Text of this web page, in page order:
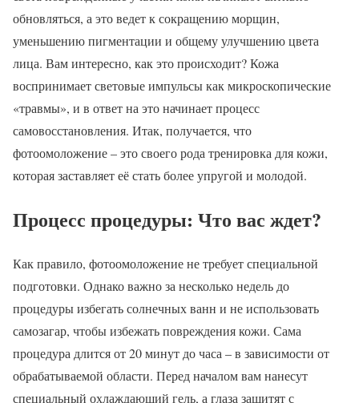
обновляться, а это ведет к сокращению морщин,
уменьшению пигментации и общему улучшению цвета
лица. Вам интересно, как это происходит? Кожа
воспринимает световые импульсы как микроскопические
«травмы», и в ответ на это начинает процесс
самовосстановления. Итак, получается, что
фотоомоложение – это своего рода тренировка для кожи,
которая заставляет её стать более упругой и молодой.
Процесс процедуры: Что вас ждет?
Как правило, фотоомоложение не требует специальной
подготовки. Однако важно за несколько недель до
процедуры избегать солнечных ванн и не использовать
самозагар, чтобы избежать повреждения кожи. Сама
процедура длится от 20 минут до часа – в зависимости от
обрабатываемой области. Перед началом вам нанесут
специальный охлаждающий гель, а глаза защитят с